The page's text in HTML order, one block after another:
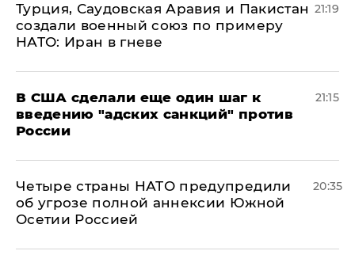
Турция, Саудовская Аравия и Пакистан
создали военный союз по примеру
НАТО: Иран в гневе
21:19
В США сделали еще один шаг к
введению "адских санкций" против
России
21:15
Четыре страны НАТО предупредили
об угрозе полной аннексии Южной
Осетии Россией
20:35